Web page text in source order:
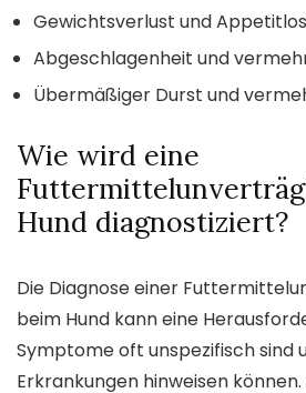
Gewichtsverlust und
Abgeschlagenheit und
Übermäßiger Durst und
Wie wird eine
Hund diagnostiziert?
Die Diagnose einer
beim Hund kann eine
Symptome oft unspezifisch sind
Erkrankungen hinweisen